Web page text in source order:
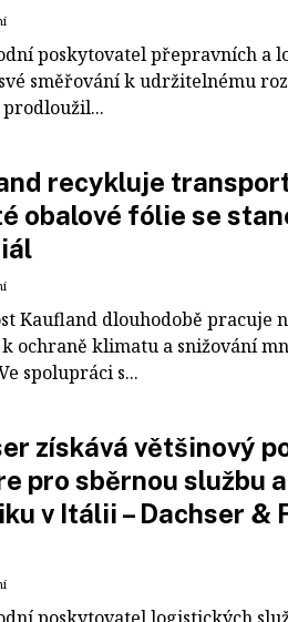
poskytovatel přepravních a
směřování k udržitelnému
recykluje
obalové fólie se
Kaufland dlouhodobě pracuje
ochraně klimatu a snižování
spolupráci s...
získává většinový
pro sběrnou službu
v Itálii – Dachser &
poskytovatel logistických